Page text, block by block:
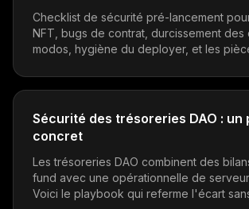
Checklist de sécurité pré-lancement
NFT, bugs de contrat, durcissement des
modos, hygiène du deployer, et les
Sécurité des trésoreries DAO : un
concret
Les trésoreries DAO combinent des
fund avec une opérationnelle de
Voici le playbook qui referme l'écart